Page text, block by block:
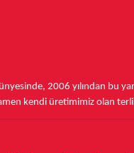
2006 yılından bu
kendi üretimimiz olan